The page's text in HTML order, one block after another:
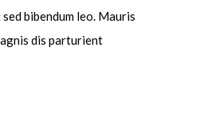
bibendum leo. Mauris
dis parturient